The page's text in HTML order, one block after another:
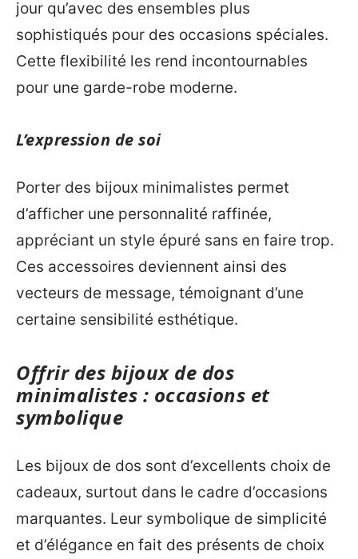
jour qu’avec des ensembles plus
sophistiqués pour des occasions spéciales.
Cette flexibilité les rend incontournables
pour une garde-robe moderne.
L’expression de soi
Porter des bijoux minimalistes permet
d’afficher une personnalité raffinée,
appréciant un style épuré sans en faire trop.
Ces accessoires deviennent ainsi des
vecteurs de message, témoignant d’une
certaine sensibilité esthétique.
Offrir des bijoux de dos
minimalistes : occasions et
symbolique
Les bijoux de dos sont d’excellents choix de
cadeaux, surtout dans le cadre d’occasions
marquantes. Leur symbolique de simplicité
et d’élégance en fait des présents de choix